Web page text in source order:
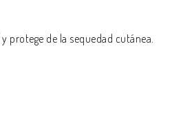
protege de la sequedad cutánea.